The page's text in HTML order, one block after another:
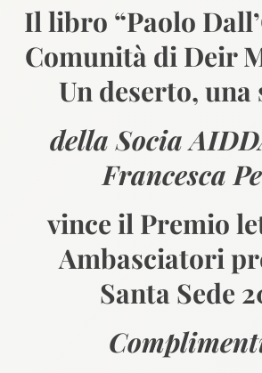
Il libro “Paolo
Comunità di Deir
Un deserto, una
della Socia
Francesca
vince il Premio
Ambasciatori
Santa Sede